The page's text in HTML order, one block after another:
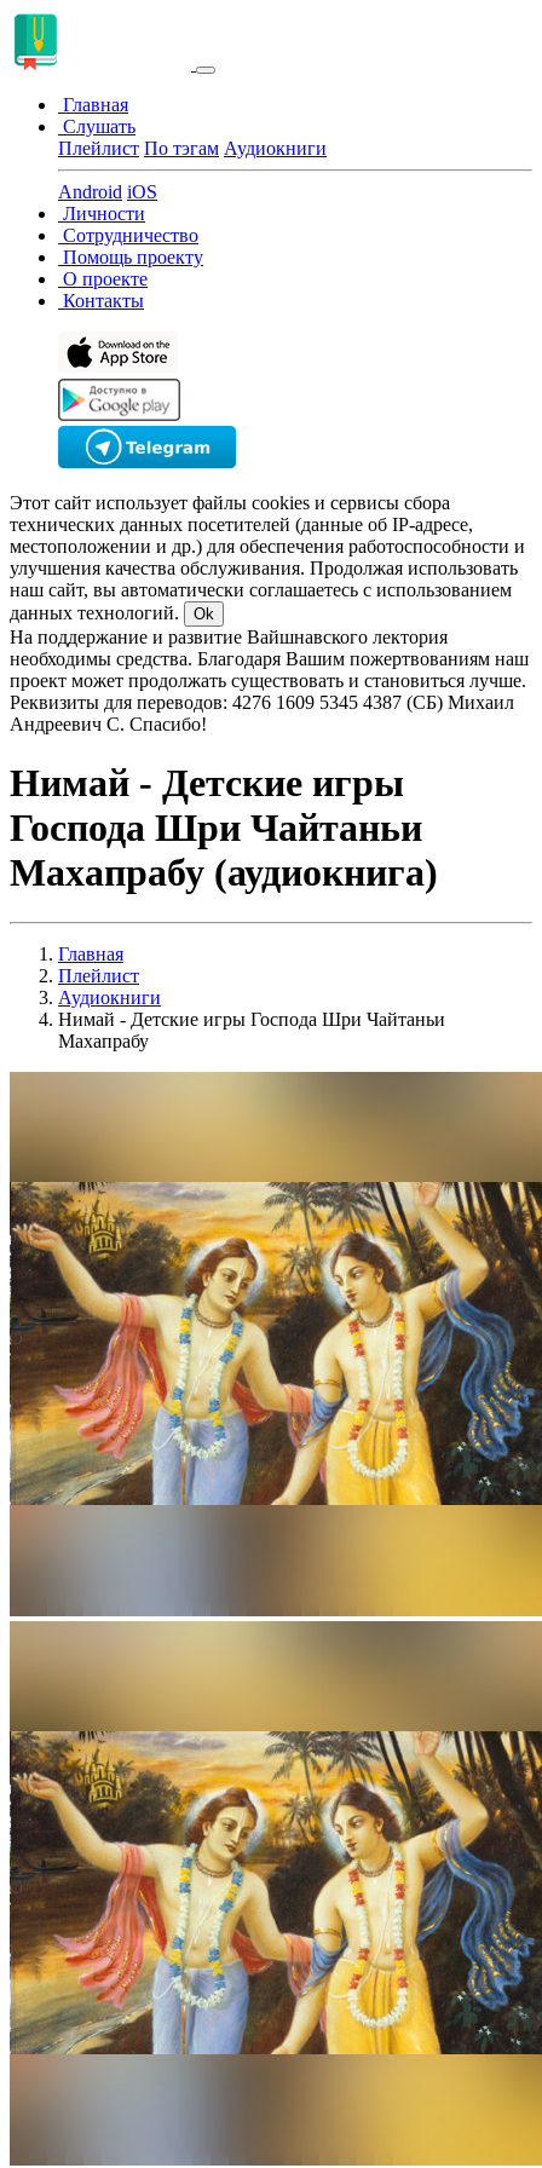
Главная
Слушать
Плейлист По тэгам Аудиокниги
Android iOS
Личности
Сотрудничество
Помощь проекту
О проекте
Контакты
Этот сайт использует файлы cookies и сервисы сбора
технических данных посетителей (данные об IP-адресе,
местоположении и др.) для обеспечения работоспособности и
улучшения качества обслуживания. Продолжая использовать
наш сайт, вы автоматически соглашаетесь с использованием
данных технологий.
Ok
На поддержание и развитие Вайшнавского лектория
необходимы средства. Благодаря Вашим пожертвованиям наш
проект может продолжать существовать и становиться лучше.
Реквизиты для переводов: 4276 1609 5345 4387 (СБ) Михаил
Андреевич С. Спасибо!
Нимай - Детские игры
Господа Шри Чайтаньи
Махапрабу (аудиокнига)
Главная
Плейлист
Аудиокниги
Нимай - Детские игры Господа Шри Чайтаньи
Махапрабу